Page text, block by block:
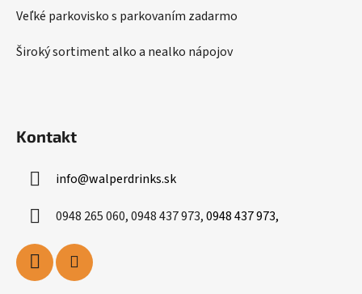
Veľké parkovisko s parkovaním zadarmo
Široký sortiment alko a nealko nápojov
Kontakt
info@walperdrinks.sk
0948 265 060, 0948 437 973,0948 437 973,